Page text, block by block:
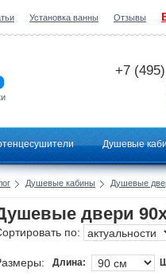
Установка ванны Отзывы
+7 (495)
Душевые
Душевые кабины Душевые
двери
по:
Длина: